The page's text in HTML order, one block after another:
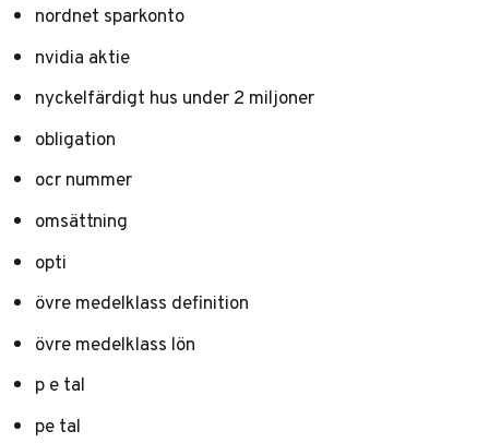
nordnet sparkonto
nvidia aktie
nyckelfärdigt hus under 2 miljoner
obligation
ocr nummer
omsättning
opti
övre medelklass definition
övre medelklass lön
p e tal
pe tal